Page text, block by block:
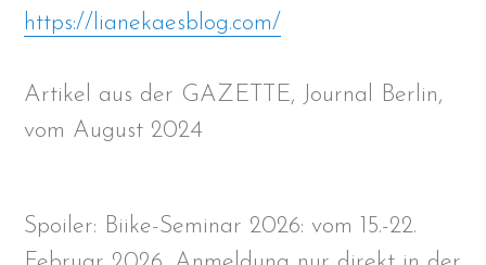
https://lianekaesblog.com/
Artikel aus der GAZETTE, Journal Berlin,
vom August 2024
Spoiler: Biike-Seminar 2026: vom 15.-22.